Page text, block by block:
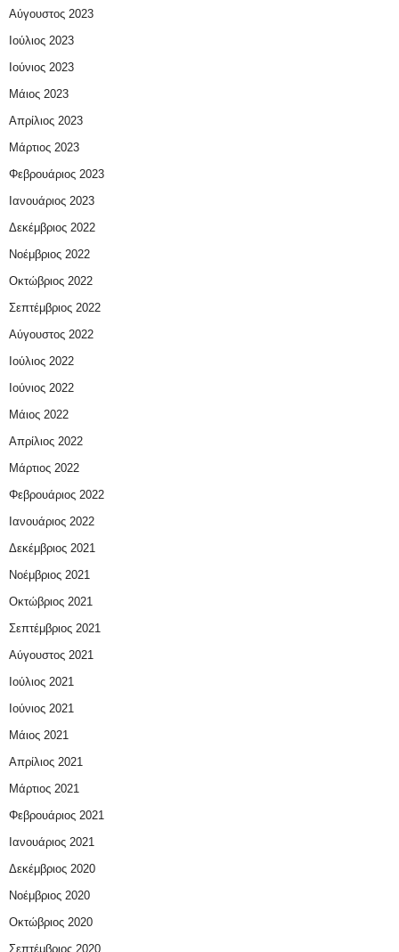
Αύγουστος 2023
Ιούλιος 2023
Ιούνιος 2023
Μάιος 2023
Απρίλιος 2023
Μάρτιος 2023
Φεβρουάριος 2023
Ιανουάριος 2023
Δεκέμβριος 2022
Νοέμβριος 2022
Οκτώβριος 2022
Σεπτέμβριος 2022
Αύγουστος 2022
Ιούλιος 2022
Ιούνιος 2022
Μάιος 2022
Απρίλιος 2022
Μάρτιος 2022
Φεβρουάριος 2022
Ιανουάριος 2022
Δεκέμβριος 2021
Νοέμβριος 2021
Οκτώβριος 2021
Σεπτέμβριος 2021
Αύγουστος 2021
Ιούλιος 2021
Ιούνιος 2021
Μάιος 2021
Απρίλιος 2021
Μάρτιος 2021
Φεβρουάριος 2021
Ιανουάριος 2021
Δεκέμβριος 2020
Νοέμβριος 2020
Οκτώβριος 2020
Σεπτέμβριος 2020